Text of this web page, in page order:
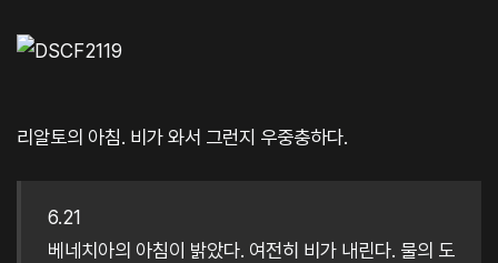
리알토의 아침. 비가 와서 그런지 우중충하다.
6.21
베네치아의 아침이 밝았다. 여전히 비가 내린다. 물의 도